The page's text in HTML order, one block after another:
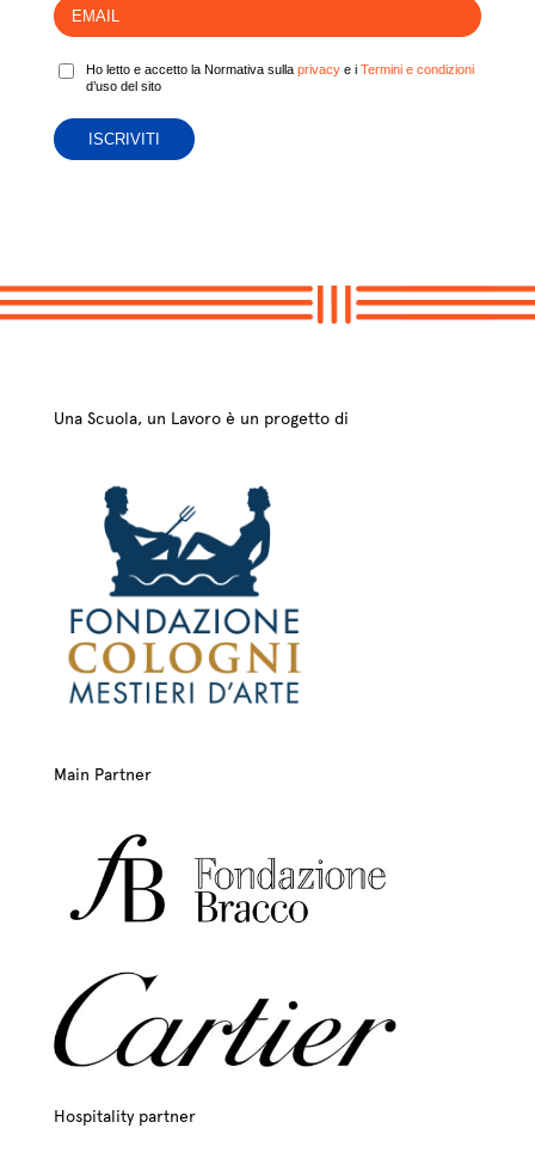
Ho letto e accetto la Normativa sulla privacye i Termini e condizioni
d’uso del sito
Una Scuola, un Lavoro è un progetto di
Main Partner
Hospitality partner